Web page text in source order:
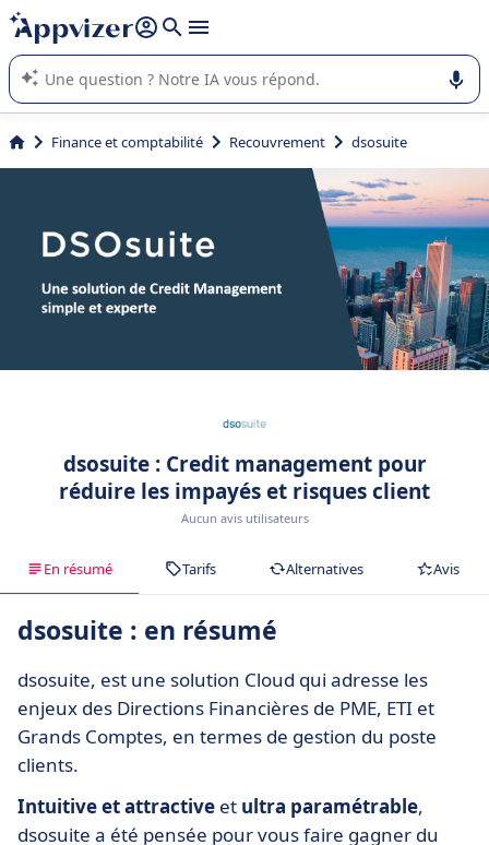
répondre (plusieurs lignes avec
L'IA de Appvizer vous guide dans l'utilisation ou la sélection de
logiciel SaaS en entreprise.
Finance et comptabilité Recouvrement dsosuite
dsosuite : Credit management pour
réduire les impayés et risques client
Aucun avis utilisateurs
En résumé Tarifs Alternatives Avis
dsosuite : en résumé
dsosuite, est une solution Cloud qui adresse les
enjeux des Directions Financières de PME, ETI et
Grands Comptes, en termes de gestion du poste
clients.
Intuitive et attractive et ultra paramétrable,
dsosuite a été pensée pour vous faire gagner du